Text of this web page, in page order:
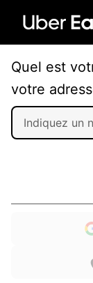
Quel est
votre